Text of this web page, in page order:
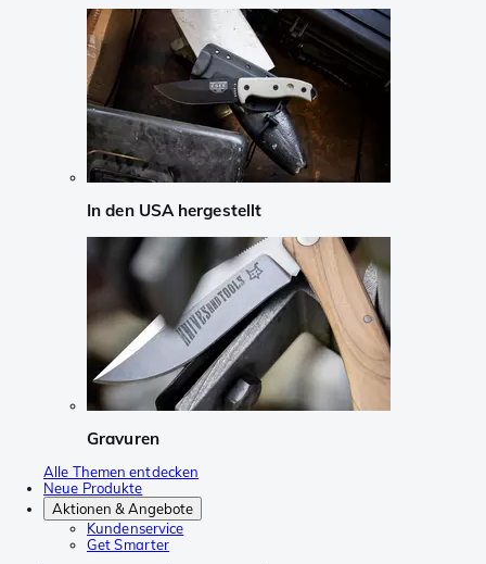
In den USA hergestellt
Gravuren
Alle Themen entdecken
Neue Produkte
Aktionen & Angebote
Kundenservice
Get Smarter